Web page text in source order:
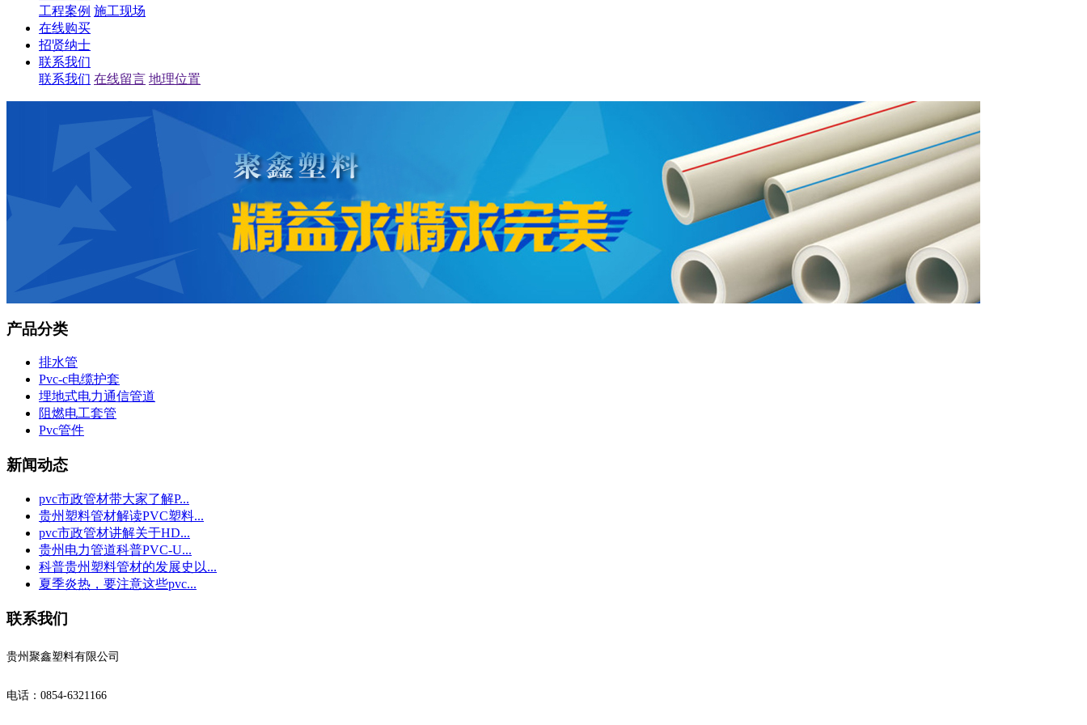
工程案例 施工现场
在线购买
招贤纳士
联系我们
联系我们 在线留言 地理位置
产品分类
排水管
Pvc-c电缆护套
埋地式电力通信管道
阻燃电工套管
Pvc管件
新闻动态
pvc市政管材带大家了解P...
贵州塑料管材解读PVC塑料...
pvc市政管材讲解关于HD...
贵州电力管道科普PVC-U...
科普贵州塑料管材的发展史以...
夏季炎热，要注意这些pvc...
联系我们
贵州聚鑫塑料有限公司
电话：0854-6321166